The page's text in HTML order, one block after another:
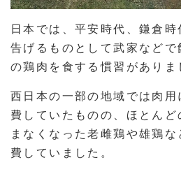
日本では、平安時代、鎌倉
告げるものとして武家などで
の鶏肉を食する慣習がありま
西日本の一部の地域では肉用
費していたものの、ほとんど
まなくなった老雌鶏や雄鶏
費していました。